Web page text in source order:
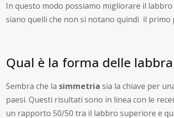
In questo modo possiamo migliorare il
siano quelli che non si notano quindi il primo
Qual è la forma delle
Sembra che la simmetria sia la chiave per
paesi. Questi risultati sono in linea con le
un rapporto 50/50 tra il labbro superiore e